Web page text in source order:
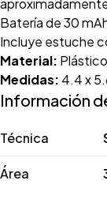
Batería de 30
Incluye estuche
Material: Plástico
Medidas: 4.4 x
Información
Técnica
Área